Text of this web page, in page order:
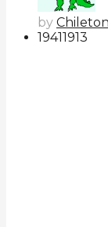
by
19411913